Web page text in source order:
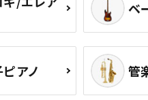
ベ
アノ 管